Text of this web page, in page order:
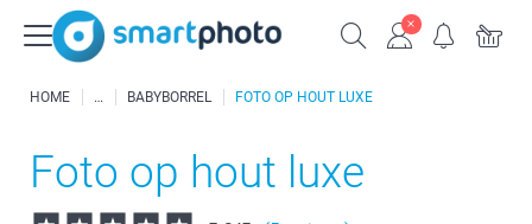
HOME BABYBORREL FOTO OP HOUT LUXE
Foto op hout luxe